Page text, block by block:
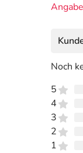
Noch
5
4
3
2
1